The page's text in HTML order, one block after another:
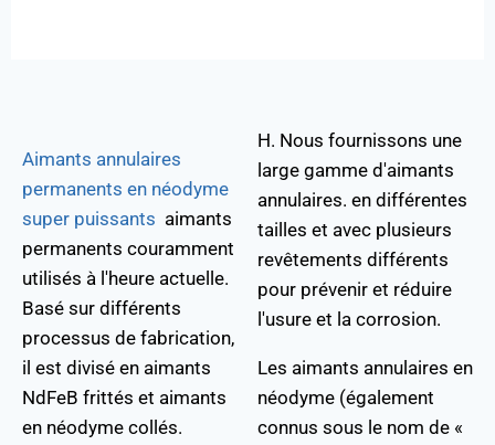
Aimants annulaires
permanents en néodyme
super puissants aimants
permanents couramment
utilisés à l'heure actuelle.
Basé sur différents
processus de fabrication,
il est divisé en aimants
NdFeB frittés et aimants
en néodyme collés.
H. Nous fournissons une
large gamme d'aimants
annulaires. en différentes
tailles et avec plusieurs
revêtements différents
pour prévenir et réduire
l'usure et la corrosion.
Les aimants annulaires en
néodyme (également
connus sous le nom de «